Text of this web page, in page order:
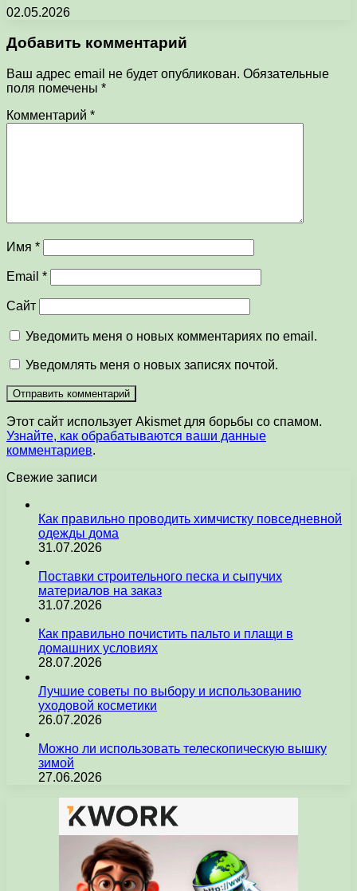
02.05.2026
Добавить комментарий
Ваш адрес email не будет опубликован. Обязательные
поля помечены *
Комментарий *
Имя *
Email *
Сайт
Уведомить меня о новых комментариях по email.
Уведомлять меня о новых записях почтой.
Этот сайт использует Akismet для борьбы со спамом.
Узнайте, как обрабатываются ваши данные
комментариев.
Свежие записи
Как правильно проводить химчистку повседневной
одежды дома
31.07.2026
Поставки строительного песка и сыпучих
материалов на заказ
31.07.2026
Как правильно почистить пальто и плащи в
домашних условиях
28.07.2026
Лучшие советы по выбору и использованию
уходовой косметики
26.07.2026
Можно ли использовать телескопическую вышку
зимой
27.06.2026